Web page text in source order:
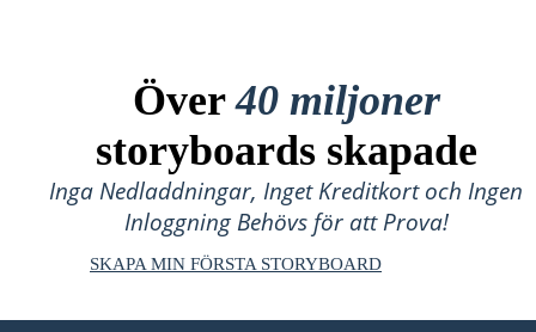
Över40 miljoner
storyboards skapade
Inga Nedladdningar, Inget Kreditkort och Ingen
Inloggning Behövs för att Prova!
SKAPA MIN FÖRSTA STORYBOARD